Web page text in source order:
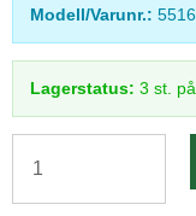
Modell/Varunr.:
Lagerstatus: 3 st.